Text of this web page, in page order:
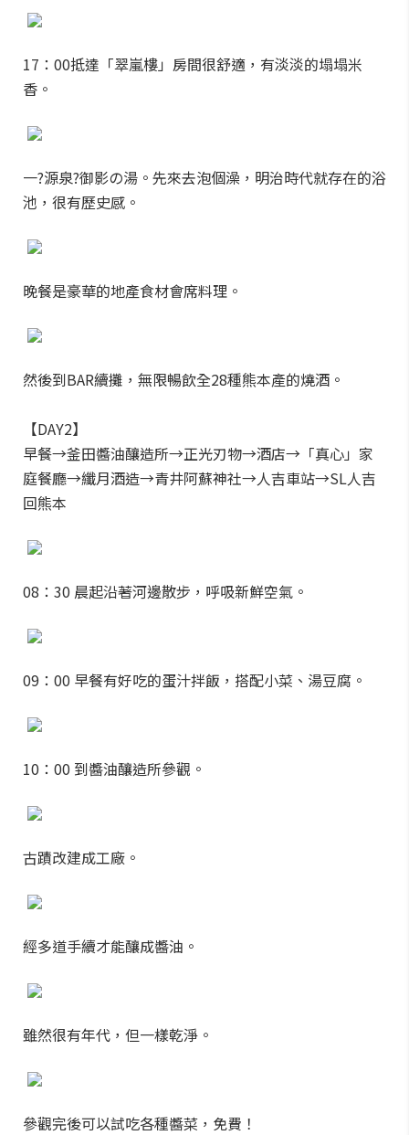
17：00抵達「翠嵐樓」房間很舒適，有淡淡的塌塌米
香。
一?源泉?御影の湯。先來去泡個澡，明治時代就存在的浴
池，很有歷史感。
晚餐是豪華的地產食材會席料理。
然後到BAR續攤，無限暢飲全28種熊本產的燒酒。
【DAY2】
早餐→釜田醬油釀造所→正光刃物→酒店→「真心」家
庭餐廳→纖月酒造→青井阿蘇神社→人吉車站→SL人吉
回熊本
08：30 晨起沿著河邊散步，呼吸新鮮空氣。
09：00 早餐有好吃的蛋汁拌飯，搭配小菜、湯豆腐。
10：00 到醬油釀造所參觀。
古蹟改建成工廠。
經多道手續才能釀成醬油。
雖然很有年代，但一樣乾淨。
參觀完後可以試吃各種醬菜，免費！